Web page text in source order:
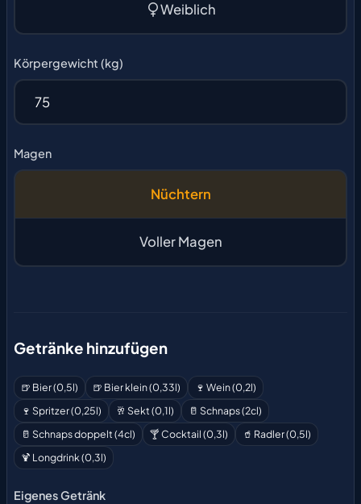
Weiblich
Körpergewicht (kg)
Magen
Nüchtern
Voller Magen
Getränke hinzufügen
🍺 Bier (0,5l) 🍺 Bier klein (0,33l)
🍷 Wein (0,2l)
🍷 Spritzer (0,25l)
🥂 Sekt (0,1l)
🥛 Schnaps (2cl)
🥛 Schnaps doppelt (4cl)
🍸 Cocktail (0,3l)
🥤 Radler (0,5l)
🍹 Longdrink (0,3l)
Eigenes Getränk